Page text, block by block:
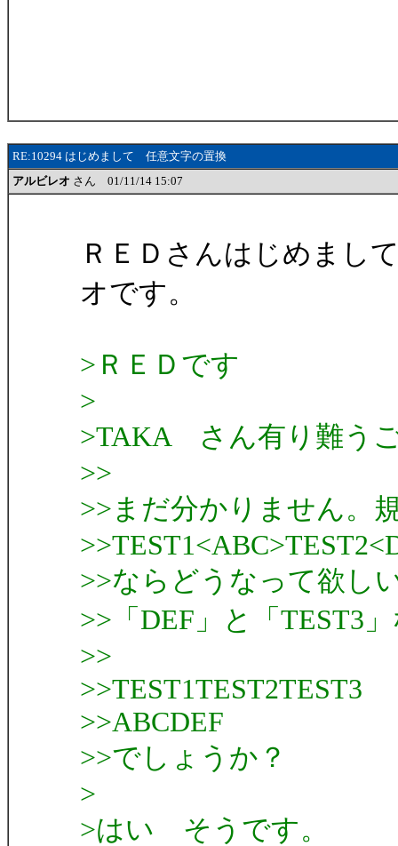
RE:10294 はじめまして 任意文字の置換
アルビレオ さん 01/11/14 15:07
ＲＥＤさんはじめまし
オです。
>ＲＥＤです
>
>TAKA さん有り難う
>>
>>まだ分かりません。
>>ならどうなって欲し
>>「DEF」と「TEST3
>>
>>TEST1TEST2TEST3
>>ABCDEF
>>でしょうか？
>
>はい そうです。